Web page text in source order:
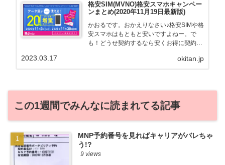
格安SIM(MVNO)格安スマホキャンペー
ンまとめ(2020年11月19日最新版)
かおるです。おかえりなさい♪格安SIMや格
安スマホはもともと安いですよねー。で
も！どうせ契約するなら安くお得に契約し
る自身も、そういう案件を常に狙ってます
okitan.jp
2023.03.17
この1週間でみんなに読まれてる記事
MNP予約番号を見ればキャリアがバレちゃ
う!?
9 views